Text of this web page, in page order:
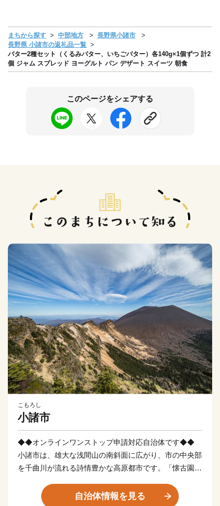
まちから探す 中部地方
長野県小諸市
長野県 小諸市の返礼品一覧
バター2種セット（くるみバター、いちごバター）各140g×1個ずつ 計2
個 ジャム スプレッド ヨーグルト パン デザート スイーツ 朝食
このページをシェアする
こもろし
小諸市
◆◆オンラインワンストップ申請対応自治体です◆◆
小諸市は、雄大な浅間山の南斜面に広がり、市の中央部
を千曲川が流れる詩情豊かな高原都市です。「懐古園」
所に位置する日本で唯一の「穴城」であり、日本百名城
自治体情報を見る